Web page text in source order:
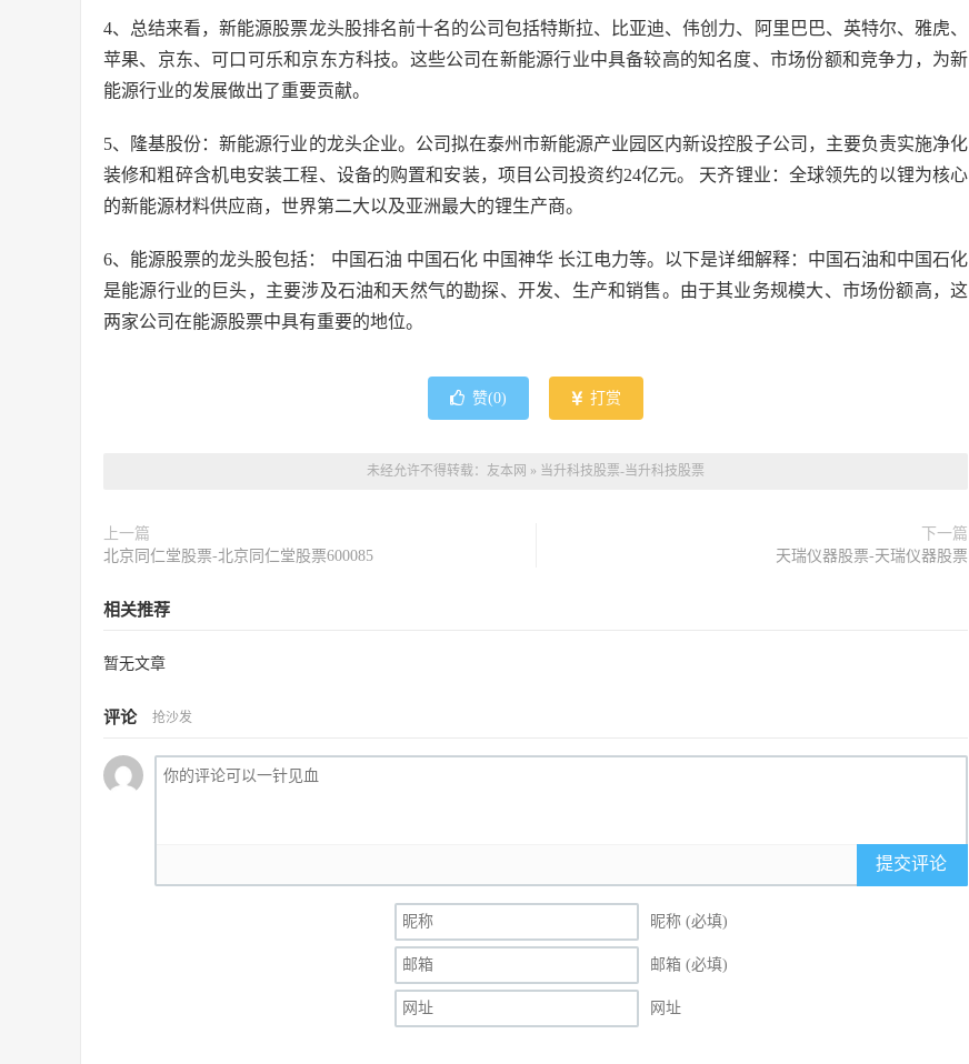
4、总结来看，新能源股票龙头股排名前十名的公司包括特斯拉、比亚迪、伟创力、阿里巴巴、英特尔、雅虎、
苹果、京东、可口可乐和京东方科技。这些公司在新能源行业中具备较高的知名度、市场份额和竞争力，为新
能源行业的发展做出了重要贡献。
5、隆基股份：新能源行业的龙头企业。公司拟在泰州市新能源产业园区内新设控股子公司，主要负责实施净化
装修和粗碎含机电安装工程、设备的购置和安装，项目公司投资约24亿元。 天齐锂业：全球领先的以锂为核心
的新能源材料供应商，世界第二大以及亚洲最大的锂生产商。
6、能源股票的龙头股包括： 中国石油 中国石化 中国神华 长江电力等。以下是详细解释：中国石油和中国石化
是能源行业的巨头，主要涉及石油和天然气的勘探、开发、生产和销售。由于其业务规模大、市场份额高，这
两家公司在能源股票中具有重要的地位。
赞(0) 打赏
未经允许不得转载： 友本网 » 当升科技股票-当升科技股票
上一篇
北京同仁堂股票-北京同仁堂股票600085
下一篇
天瑞仪器股票-天瑞仪器股票
相关推荐
暂无文章
评论 抢沙发
提交评论
昵称 (必填)
邮箱 (必填)
网址